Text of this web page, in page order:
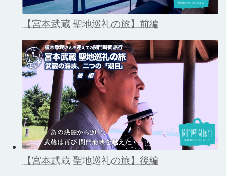
【宮本武蔵 聖地巡礼の旅】前編
【宮本武蔵 聖地巡礼の旅】後編